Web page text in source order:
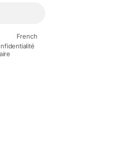
French